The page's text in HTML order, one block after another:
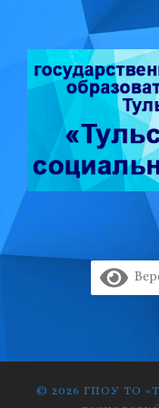
© 2026 ГПОУ ТО